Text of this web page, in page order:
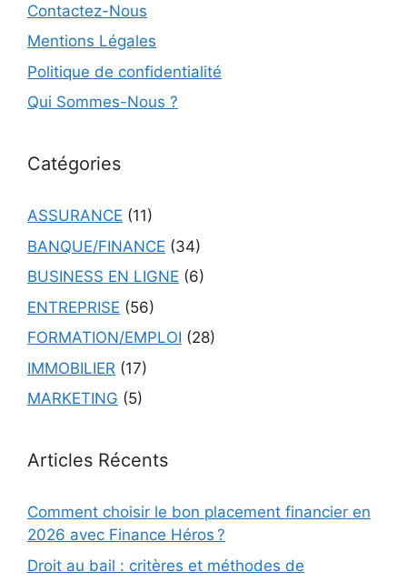
Contactez-Nous
Mentions Légales
Politique de confidentialité
Qui Sommes-Nous ?
Catégories
ASSURANCE (11)
BANQUE/FINANCE (34)
BUSINESS EN LIGNE (6)
ENTREPRISE (56)
FORMATION/EMPLOI (28)
IMMOBILIER (17)
MARKETING (5)
Articles Récents
Comment choisir le bon placement financier en
2026 avec Finance Héros ?
Droit au bail : critères et méthodes de